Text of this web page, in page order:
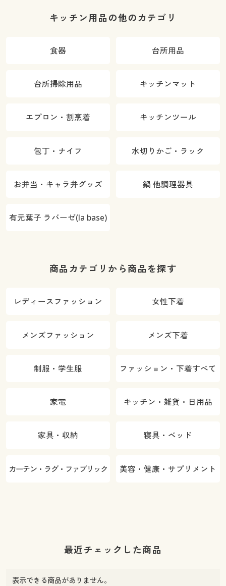
キッチン用品の他のカテゴリ
食器 台所用品
台所掃除用品 キッチンマット
エプロン・割烹着 キッチンツール
包丁・ナイフ 水切りかご・ラック
お弁当・キャラ弁グッズ 鍋 他調理器具
有元葉子 ラバーゼ(la base)
商品カテゴリから商品を探す
レディースファッション 女性下着
メンズファッション メンズ下着
制服・学生服 ファッション・下着すべて
家電 キッチン・雑貨・日用品
家具・収納 寝具・ベッド
カーテン・ラグ・ファブリック 美容・健康・サプリメント
最近チェックした商品
表示できる商品がありません。